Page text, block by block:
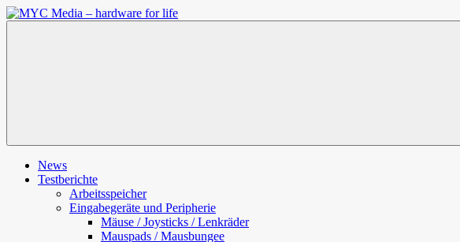
Zum
Inhalt
News
Testberichte
Arbeitsspeicher
Eingabegeräte und Peripherie
Mäuse / Joysticks / Lenkräder
Mauspads / Mausbungee